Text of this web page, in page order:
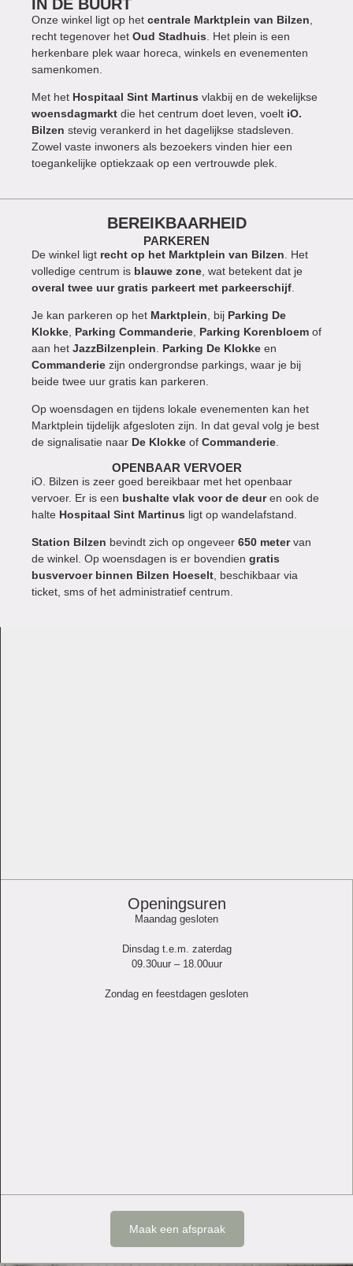
IN DE BUURT
Onze winkel ligt op het centrale Marktplein van Bilzen,
recht tegenover het Oud Stadhuis. Het plein is een
herkenbare plek waar horeca, winkels en evenementen
samenkomen.
Met het Hospitaal Sint Martinus vlakbij en de wekelijkse
woensdagmarkt die het centrum doet leven, voelt iO.
Bilzen stevig verankerd in het dagelijkse stadsleven.
Zowel vaste inwoners als bezoekers vinden hier een
toegankelijke optiekzaak op een vertrouwde plek.
BEREIKBAARHEID
PARKEREN
De winkel ligt recht op het Marktplein van Bilzen. Het
volledige centrum is blauwe zone, wat betekent dat je
overal twee uur gratis parkeert met parkeerschijf.
Je kan parkeren op het Marktplein, bij Parking De
Klokke, Parking Commanderie, Parking Korenbloem of
aan het JazzBilzenplein. Parking De Klokke en
Commanderie zijn ondergrondse parkings, waar je bij
beide twee uur gratis kan parkeren.
Op woensdagen en tijdens lokale evenementen kan het
Marktplein tijdelijk afgesloten zijn. In dat geval volg je best
de signalisatie naar De Klokke of Commanderie.
OPENBAAR VERVOER
iO. Bilzen is zeer goed bereikbaar met het openbaar
vervoer. Er is een bushalte vlak voor de deuren ook de
halte Hospitaal Sint Martinus ligt op wandelafstand.
Station Bilzen bevindt zich op ongeveer 650 metervan
de winkel. Op woensdagen is er bovendien gratis
busvervoer binnen Bilzen Hoeselt, beschikbaar via
ticket, sms of het administratief centrum.
Openingsuren
Maandag gesloten
Dinsdag t.e.m. zaterdag
09.30uur – 18.00uur
Zondag en feestdagen gesloten
Maak een afspraak